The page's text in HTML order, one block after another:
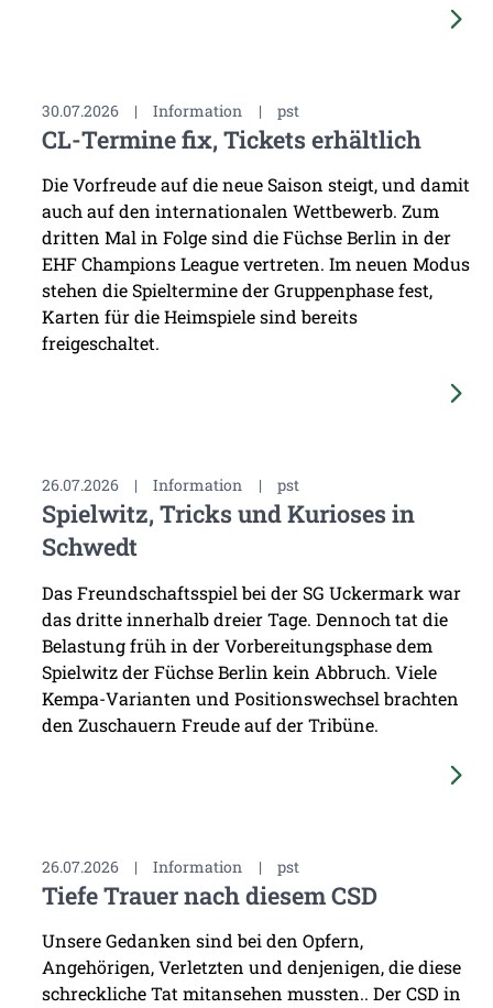
30.07.2026 | Information | pst
CL-Termine fix, Tickets erhältlich
Die Vorfreude auf die neue Saison steigt, und damit
auch auf den internationalen Wettbewerb. Zum
dritten Mal in Folge sind die Füchse Berlin in der
EHF Champions League vertreten. Im neuen Modus
stehen die Spieltermine der Gruppenphase fest,
Karten für die Heimspiele sind bereits
freigeschaltet.
26.07.2026 | Information | pst
Spielwitz, Tricks und Kurioses in
Schwedt
Das Freundschaftsspiel bei der SG Uckermark war
das dritte innerhalb dreier Tage. Dennoch tat die
Belastung früh in der Vorbereitungsphase dem
Spielwitz der Füchse Berlin kein Abbruch. Viele
Kempa-Varianten und Positionswechsel brachten
den Zuschauern Freude auf der Tribüne.
26.07.2026 | Information | pst
Tiefe Trauer nach diesem CSD
Unsere Gedanken sind bei den Opfern,
Angehörigen, Verletzten und denjenigen, die diese
schreckliche Tat mitansehen mussten.. Der CSD in